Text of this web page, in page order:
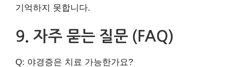
기억하지 못합니다.
9. 자주 묻는 질문 (FAQ)
Q: 야경증은 치료 가능한가요?